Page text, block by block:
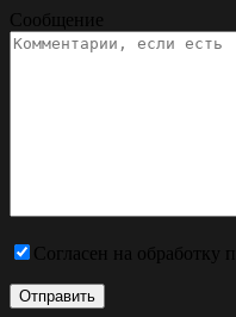
Сообщение
Согласен на обработку